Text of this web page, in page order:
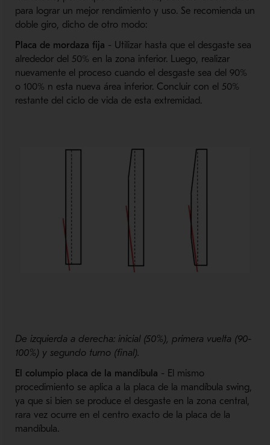
para lograr un mejor rendimiento y uso. Se recomienda un
doble giro, dicho de otro modo:
Placa de mordaza fija - Utilizar hasta que el desgaste sea
alrededor del 50% en la zona inferior. Luego, realizar
nuevamente el proceso cuando el desgaste sea del 90%
o 100% n esta nueva área inferior. Concluir con el 50%
restante del ciclo de vida de esta extremidad.
De izquierda a derecha: inicial (50%), primera vuelta (90-
100%) y segundo turno (final).
El columpio placa de la mandíbula - El mismo
procedimiento se aplica a la placa de la mandíbula swing,
ya que si bien se produce el desgaste en la zona central,
rara vez ocurre en el centro exacto de la placa de la
mandíbula.